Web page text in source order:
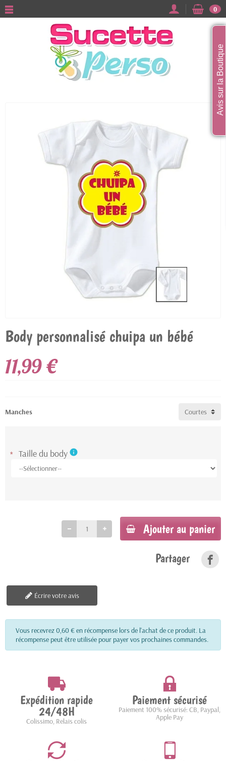
0
Body personnalisé chuipa un bébé
11,99 €
Manches
* Taille du body info
Ajouter au panier
Partager
Écrire votre avis
Vous recevrez 0,60 € en récompense lors de l'achat de ce produit. La
récompense peut être utilisée pour payer vos prochaines commandes.
Expédition rapide
24/48H
Colissimo, Relais colis
Paiement sécurisé
Paiement 100% sécurisé: CB, Paypal,
Apple Pay
Avis sur la Boutique